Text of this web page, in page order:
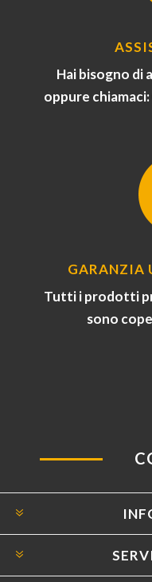
Hai bisogno di
oppure
GARANZIA
Tutti i prodotti
sono